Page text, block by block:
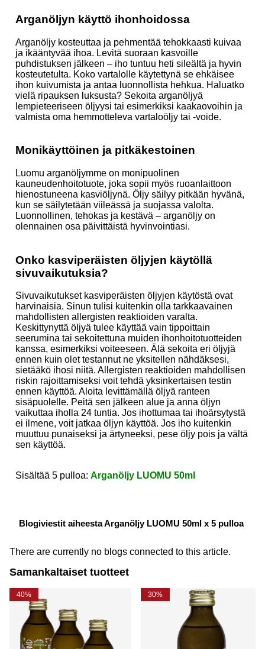
Arganöljyn käyttö ihonhoidossa
Arganöljy kosteuttaa ja pehmentää tehokkaasti kuivaa
ja ikääntyvää ihoa. Levitä suoraan kasvoille
puhdistuksen jälkeen – iho tuntuu heti sileältä ja hyvin
kosteutetulta. Koko vartalolle käytettynä se ehkäisee
ihon kuivumista ja antaa luonnollista hehkua. Haluatko
vielä ripauksen luksusta? Sekoita arganöljyä
lempieteeriseen öljyysi tai esimerkiksi kaakaovoihin ja
valmista oma hemmotteleva vartaloöljy tai -voide.
Monikäyttöinen ja pitkäkestoinen
Luomu arganöljymme on monipuolinen
kauneudenhoitotuote, joka sopii myös ruoanlaittoon
hienostuneena kasviöljynä. Öljy säilyy pitkään hyvänä,
kun se säilytetään viileässä ja suojassa valolta.
Luonnollinen, tehokas ja kestävä – arganöljy on
olennainen osa päivittäistä hyvinvointiasi.
Onko kasviperäisten öljyjen käytöllä
sivuvaikutuksia?
Sivuvaikutukset kasviperäisten öljyjen käytöstä ovat
harvinaisia. Sinun tulisi kuitenkin olla tarkkaavainen
mahdollisten allergisten reaktioiden varalta.
Keskittynyttä öljyä tulee käyttää vain tippoittain
seerumina tai sekoitettuna muiden ihonhoitotuotteiden
kanssa, esimerkiksi voiteeseen. Älä sekoita eri öljyjä
ennen kuin olet testannut ne yksitellen nähdäksesi,
sietääkö ihosi niitä. Allergisten reaktioiden mahdollisen
riskin rajoittamiseksi voit tehdä yksinkertaisen testin
ennen käyttöä. Aloita levittämällä öljyä ranteen
sisäpuolelle. Peitä sen jälkeen alue ja anna öljyn
vaikuttaa iholla 24 tuntia. Jos ihottumaa tai ihoärsytystä
ei ilmene, voit jatkaa öljyn käyttöä. Jos iho kuitenkin
muuttuu punaiseksi ja ärtyneeksi, pese öljy pois ja vältä
sen käyttöä.
Sisältää 5 pulloa: Arganöljy LUOMU 50ml
Blogiviestit aiheesta Arganöljy LUOMU 50ml x 5 pulloa
There are currently no blogs connected to this article.
Samankaltaiset tuotteet
40% 30%